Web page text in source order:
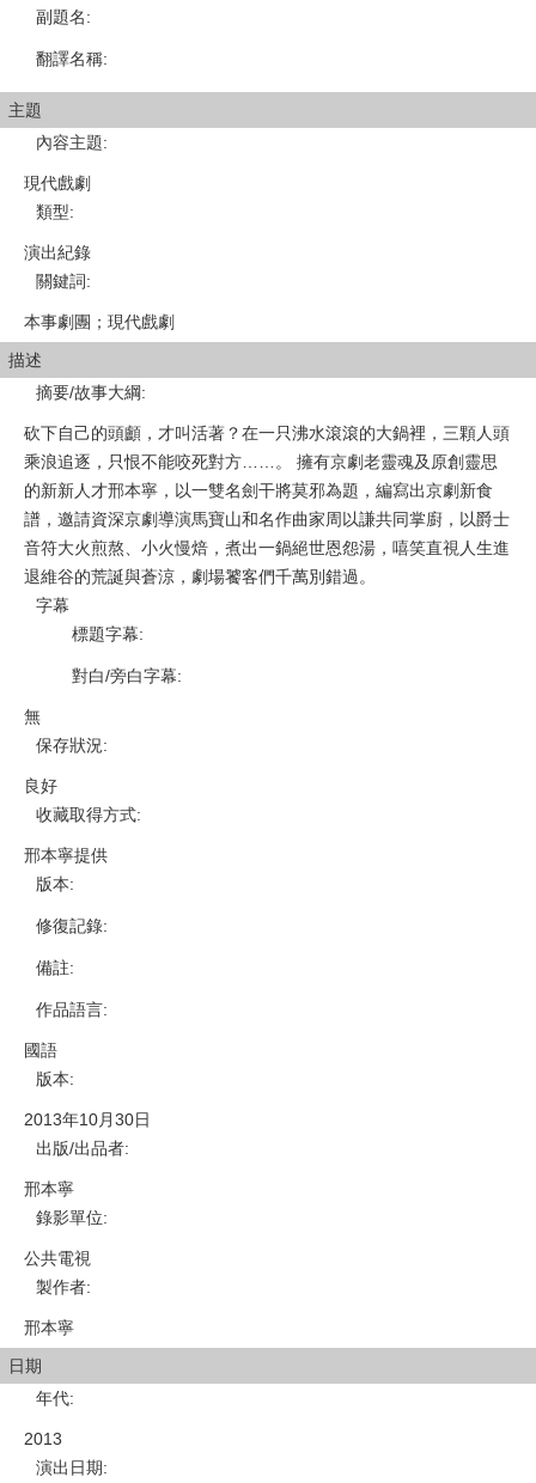
副題名:
翻譯名稱:
主題
內容主題:
現代戲劇
類型:
演出紀錄
關鍵詞:
本事劇團；現代戲劇
描述
摘要/故事大綱:
砍下自己的頭顱，才叫活著？在一只沸水滾滾的大鍋裡，三顆人頭
乘浪追逐，只恨不能咬死對方……。 擁有京劇老靈魂及原創靈思
的新新人才邢本寧，以一雙名劍干將莫邪為題，編寫出京劇新食
譜，邀請資深京劇導演馬寶山和名作曲家周以謙共同掌廚，以爵士
音符大火煎熬、小火慢焙，煮出一鍋絕世恩怨湯，嘻笑直視人生進
退維谷的荒誕與蒼涼，劇場饕客們千萬別錯過。
字幕
標題字幕:
對白/旁白字幕:
無
保存狀況:
良好
收藏取得方式:
邢本寧提供
版本:
修復記錄:
備註:
作品語言:
國語
版本:
2013年10月30日
出版/出品者:
邢本寧
錄影單位:
公共電視
製作者:
邢本寧
日期
年代:
2013
演出日期: